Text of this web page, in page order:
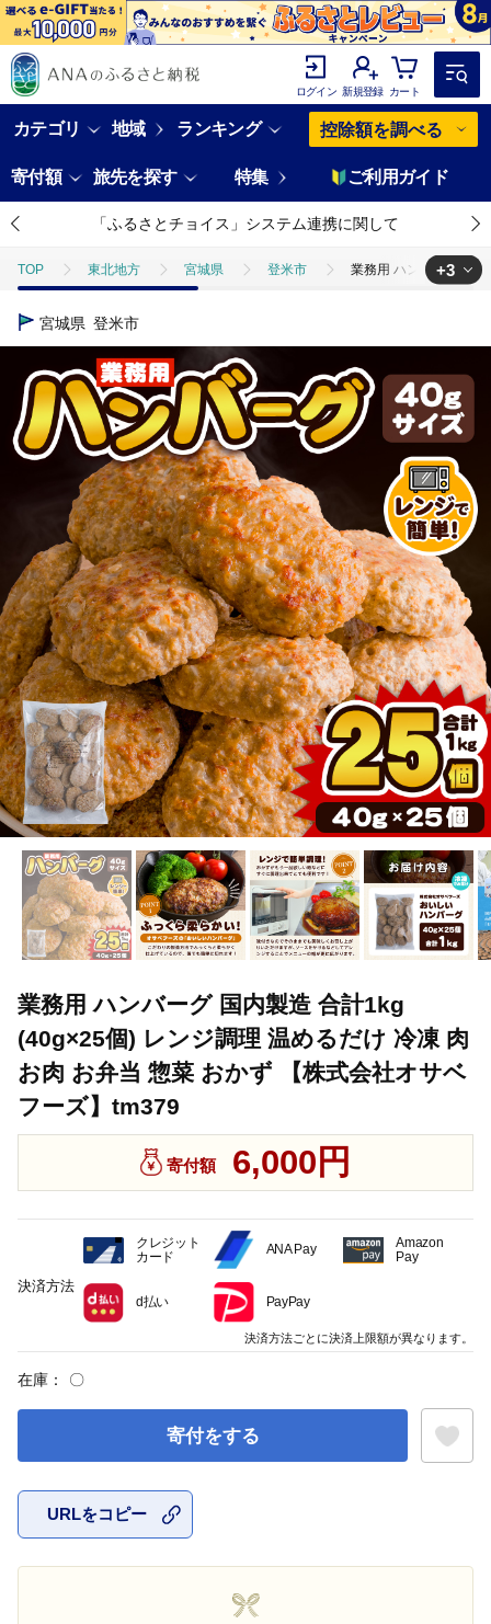
ログイン 新規登録 カート
カテゴリ 地域 ランキング 控除額を調べる
寄付額 旅先を探す 特集 ご利用ガイド
「ふるさとチョイス」システム連携に関して
TOP 東北地方 宮城県 登米市 業務用 ハンバーグ 国
TOP
業務用 ハンバーグ 国内製造 合計1kg
TOP 肉 加工肉 ハンバーグ 業務用 ハンバーグ 国内
+3
宮城県 登米市
業務用 ハンバーグ 国内製造 合計1kg
(40g×25個) レンジ調理 温めるだけ 冷凍 肉
お肉 お弁当 惣菜 おかず 【株式会社オサベ
フーズ】tm379
寄付額 6,000円
在庫： 〇
寄付をする
URLをコピー
決済方法
クレジット
カード
ANA Pay
Amazon
Pay
d払い PayPay
決済方法ごとに決済上限額が異なります。